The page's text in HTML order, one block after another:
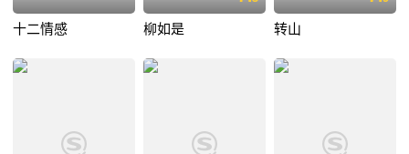
十二情感 柳如是 转山